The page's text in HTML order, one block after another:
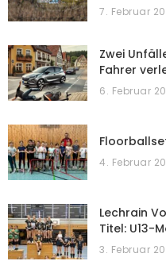
7. Februar
Zwei
Fahrer
6. Februar
4. Februar
Lechrain
Titel: U13-
3. Februar